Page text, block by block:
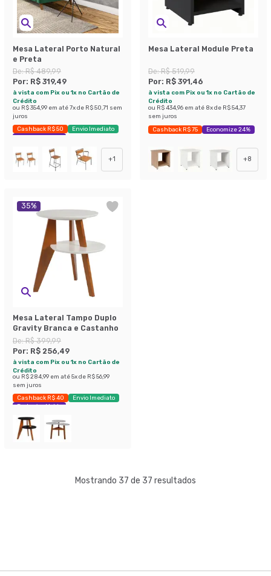
Mesa Lateral Porto Natural
e Preta
De:R$ 489,99
Por: R$ 319,49
à vista com Pix ou 1x no Cartão de
Crédito
ou R$ 354,99 em até7x de R$ 50,71 sem
juros
Cashback R$ 50
Envio Imediato
Exclusivo Mobly
+1
Mesa Lateral Module Preta
De:R$ 519,99
Por: R$ 391,46
à vista com Pix ou 1x no Cartão de
Crédito
ou R$ 434,96 em até 8x de R$ 54,37
sem juros
Cashback R$ 75 Economize 24%
+8
35%
Mesa Lateral Tampo Duplo
Gravity Branca e Castanho
De:R$ 399,99
Por: R$ 256,49
à vista com Pix ou 1x no Cartão de
Crédito
ou R$ 284,99 em até5x de R$ 56,99
sem juros
Cashback R$ 40
Envio Imediato
Exclusivo Mobly
Mostrando 37 de 37 resultados